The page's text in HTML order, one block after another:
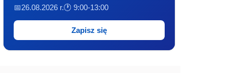
📅26.08.2026 r.🕐 9:00-13:00
Zapisz się